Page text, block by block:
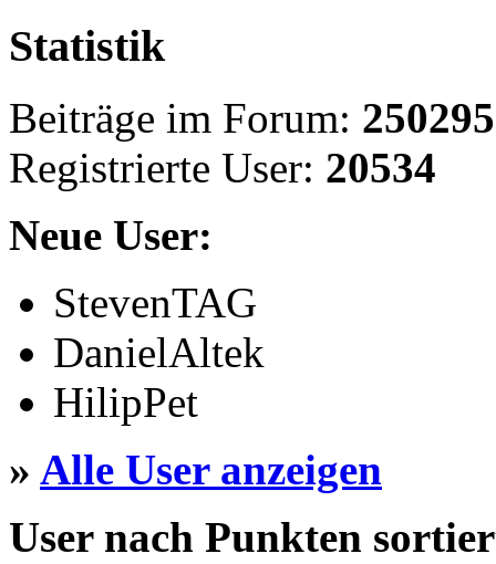
Statistik
Beiträge im Forum: 250295
Registrierte User: 20534
Neue User:
StevenTAG
DanielAltek
HilipPet
» Alle User anzeigen
User nach Punkten